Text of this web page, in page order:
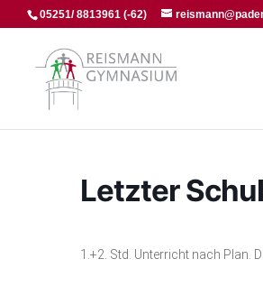
05251/ 8813961 (-62)
Letzter
1.+2. Std. Unterricht nach Plan.